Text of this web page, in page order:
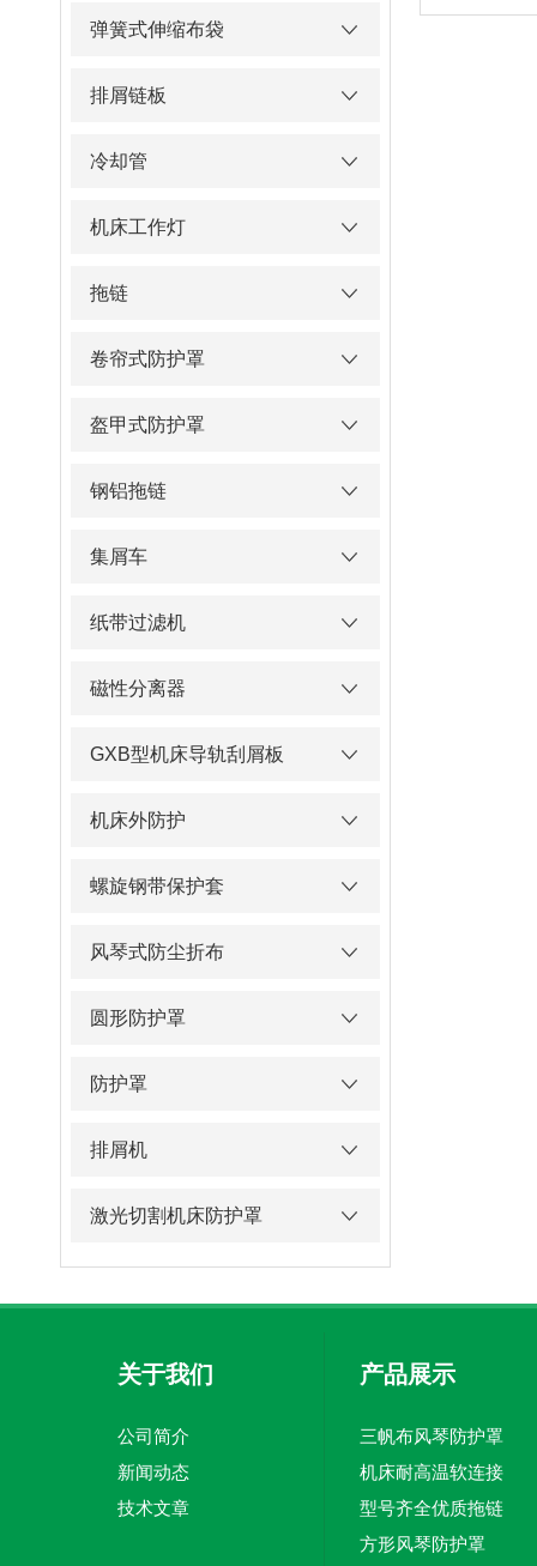
弹簧式伸缩布袋
排屑链板
冷却管
机床工作灯
拖链
卷帘式防护罩
盔甲式防护罩
钢铝拖链
集屑车
纸带过滤机
磁性分离器
GXB型机床导轨刮屑板
机床外防护
螺旋钢带保护套
风琴式防尘折布
圆形防护罩
防护罩
排屑机
激光切割机床防护罩
关于我们
公司简介
新闻动态
技术文章
产品展示
三帆布风琴防护罩
机床耐高温软连接
型号齐全优质拖链
方形风琴防护罩